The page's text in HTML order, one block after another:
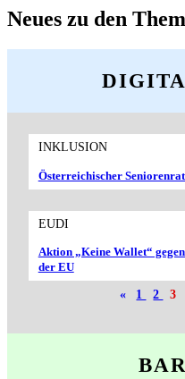
Neues zu den
INKLUSION
Österreichischer
EUDI
Aktion „Keine Wallet“
der EU
« 1 2 3